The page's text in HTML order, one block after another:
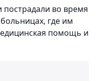
пострадали во время
где им
помощь и